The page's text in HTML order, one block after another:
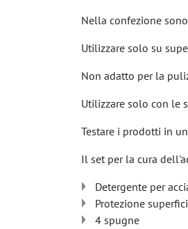
Nella confezione
Utilizzare solo su
Non adatto per la
Utilizzare solo con le
Testare i prodotti in
Il set per la cura
Detergente per
Protezione
4 spugne